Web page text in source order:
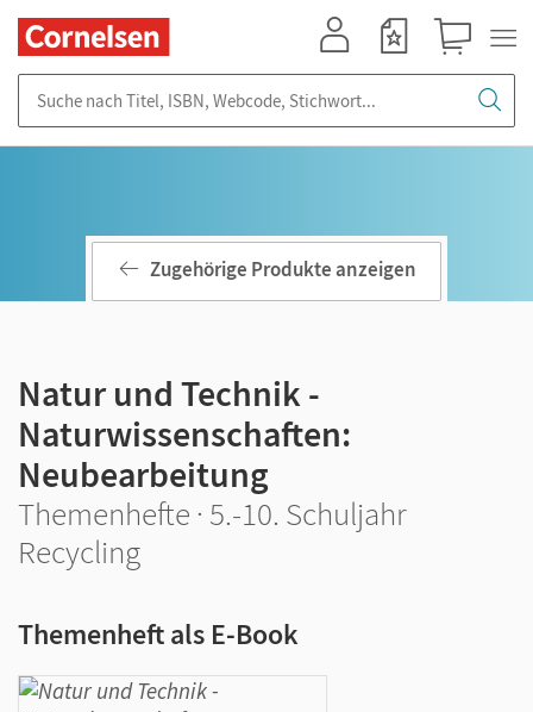
Zugehörige Produkte anzeigen
Natur und Technik -
Naturwissenschaften:
Neubearbeitung
Themenhefte · 5.-10. Schuljahr
Recycling
Themenheft als E-Book